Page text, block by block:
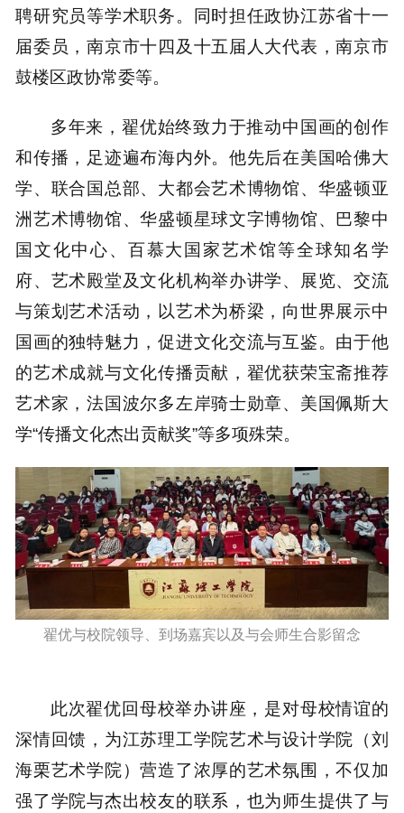
聘研究员等学术职务。同时担任政协江苏省十一
届委员，南京市十四及十五届人大代表，南京市
鼓楼区政协常委等。
多年来，翟优始终致力于推动中国画的创作
和传播，足迹遍布海内外。他先后在美国哈佛大
学、联合国总部、大都会艺术博物馆、华盛顿亚
洲艺术博物馆、华盛顿星球文字博物馆、巴黎中
国文化中心、百慕大国家艺术馆等全球知名学
府、艺术殿堂及文化机构举办讲学、展览、交流
与策划艺术活动，以艺术为桥梁，向世界展示中
国画的独特魅力，促进文化交流与互鉴。由于他
的艺术成就与文化传播贡献，翟优获荣宝斋推荐
艺术家，法国波尔多左岸骑士勋章、美国佩斯大
学“传播文化杰出贡献奖”等多项殊荣。
翟优与校院领导、到场嘉宾以及与会师生合影留念
此次翟优回母校举办讲座，是对母校情谊的
深情回馈，为江苏理工学院艺术与设计学院（刘
海栗艺术学院）营造了浓厚的艺术氛围，不仅加
强了学院与杰出校友的联系，也为师生提供了与